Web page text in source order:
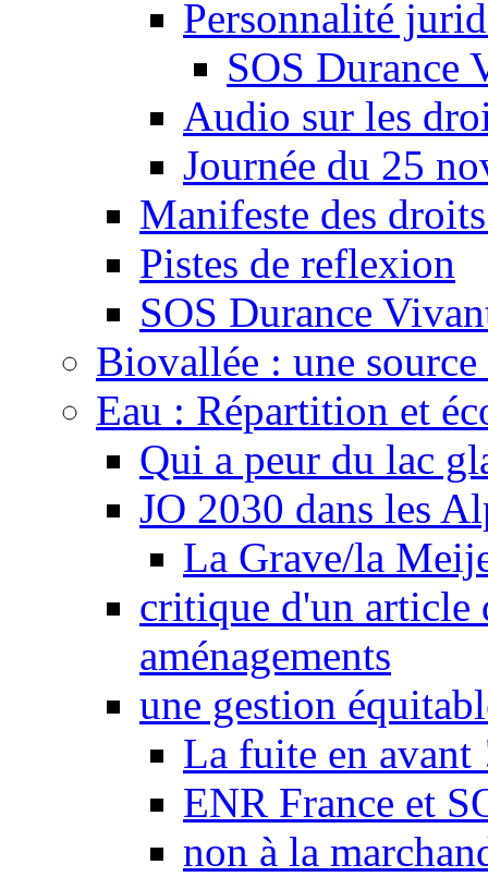
Personnalité
SOS Durance
Audio sur les
Journée du 25
Manifeste des
Pistes de reflexion
SOS Durance
Biovallée : une
Eau : Répartition et
Qui a peur du lac
JO 2030 dans les
La Grave/la
critique d'un article
aménagements
une gestion
La fuite en avant
ENR France et
non à la